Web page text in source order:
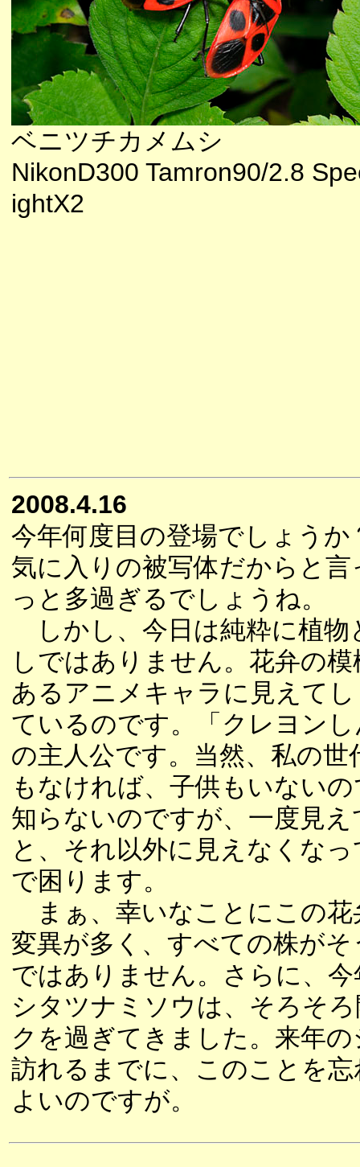
ベニツチカメムシ
NikonD300 Tamron90/2.8
ightX2
2008.4.16
今年何度目の登場でしょうか
気に入りの被写体だからと
っと多過ぎるでしょうね。
しかし、今日は純粋に植物
しではありません。花弁の
あるアニメキャラに見えて
ているのです。「クレヨン
の主人公です。当然、私の世
もなければ、子供もいない
知らないのですが、一度見
と、それ以外に見えなくな
で困ります。
まぁ、幸いなことにこの花
変異が多く、すべての株が
ではありません。さらに、
シタツナミソウは、そろそ
クを過ぎてきました。来年
訪れるまでに、このことを
よいのですが。